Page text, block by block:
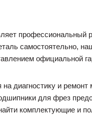
профессиональный
самостоятельно,
официальной
диагностику и ремонт
для фрез
комплектующие и